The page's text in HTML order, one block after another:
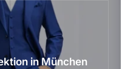
in München